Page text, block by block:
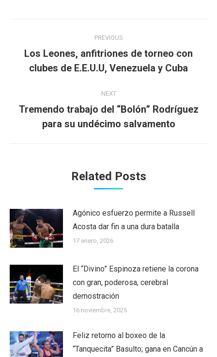
navigation
PREVIOUS
Previous
post:
Los Leones, anfitriones de torneo con
clubes de E.E.U.U, Venezuela y Cuba
NEXT
Next
post:
Tremendo trabajo del “Bolón” Rodríguez
para su undécimo salvamento
Related Posts
Agónico esfuerzo permite a Russell
Acosta dar fin a una dura batalla
17 enero, 2026
El “Divino” Espinoza retiene la corona
con gran, poderosa, cerebral
demostración
16 noviembre, 2025
Feliz retorno al boxeo de la
“Tanquecita” Basulto; gana en Cancún a